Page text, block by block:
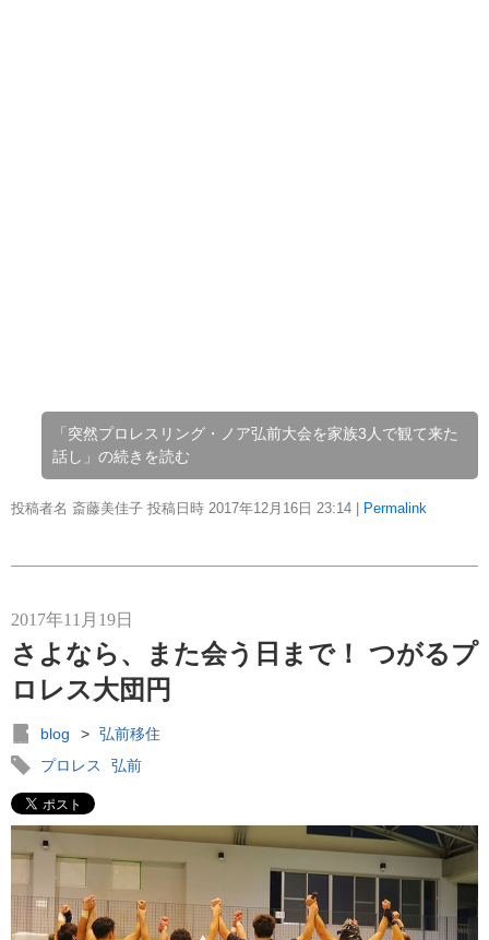
「突然プロレスリング・ノア弘前大会を家族3人で観て来た
話し」の続きを読む
投稿者名 斎藤美佳子 投稿日時 2017年12月16日 23:14 | Permalink
2017年11月19日
さよなら、また会う日まで！ つがるプ
ロレス大団円
blog > 弘前移住
プロレス
弘前